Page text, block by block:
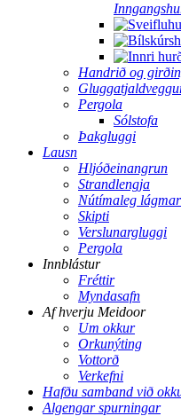
Handrið og
Pergola
Sólstofa
Þakgluggi
Lausn
Hljóðeinangrun
Strandlengja
Nútímaleg
Skipti
Verslunargluggi
Pergola
Innblástur
Fréttir
Myndasafn
Af hverju Meidoor
Um okkur
Orkunýting
Vottorð
Verkefni
Hafðu samband við
Algengar spurningar